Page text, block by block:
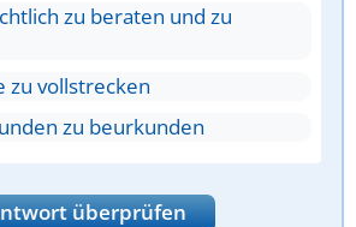
zu beraten und zu
zu vollstrecken
zu beurkunden
überprüfen